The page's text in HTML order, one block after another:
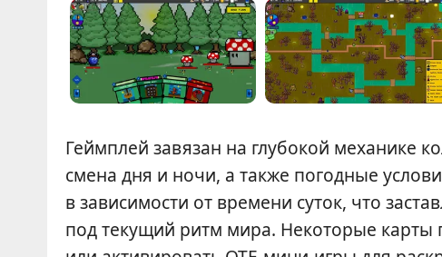
Геймплей завязан на глубокой механике
смена дня и ночи, а также погодные
в зависимости от времени суток, что
под текущий ритм мира. Некоторые карты